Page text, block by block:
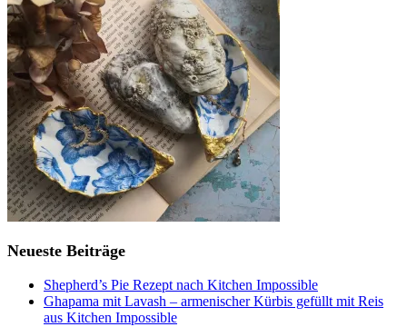
Neueste Beiträge
Shepherd’s Pie Rezept nach Kitchen Impossible
Ghapama mit Lavash – armenischer Kürbis gefüllt mit Reis
aus Kitchen Impossible